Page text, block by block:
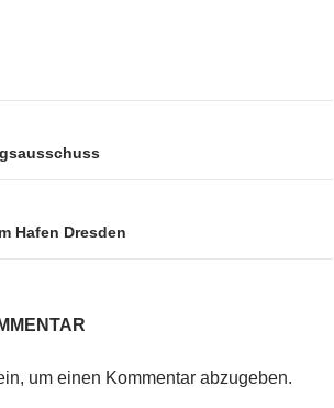
Hafen Dresden
um einen Kommentar abzugeben.